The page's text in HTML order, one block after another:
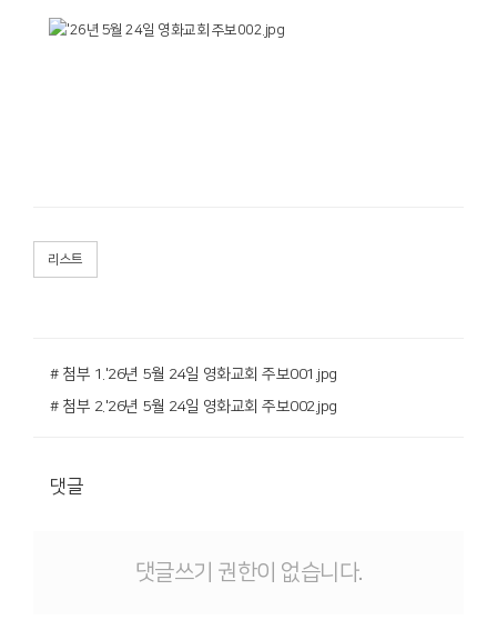
리스트
# 첨부 1.'26년 5월 24일 영화교회 주보001.jpg
# 첨부 2.'26년 5월 24일 영화교회 주보002.jpg
댓글
댓글쓰기 권한이 없습니다.